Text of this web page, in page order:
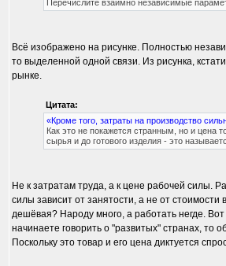
Перечислите взаимно независимые
Всё изображено на рисунке. Полностью
то выделенной одной связи. Из рисунка,
рынке.
Цитата:
«Кроме того, затраты на производство
Как это не покажется странным, но и цена
сырья и до готового изделия - это
Не к затратам труда, а к цене рабочей силы.
силы зависит от занятости, а не от
дешёвая? Народу много, а работать негде.
начинаете говорить о "развитых" странах, то
Поскольку это товар и его цена диктуется